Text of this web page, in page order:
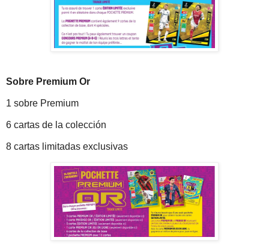
Sobre Premium Or
1 sobre Premium
6 cartas de la colección
8 cartas limitadas exclusivas